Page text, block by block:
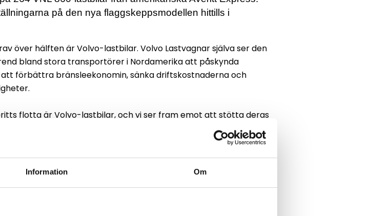
Information Om
på den nya flaggskeppsmodellen hittills i
över hälften är Volvo-lastbilar. Volvo Lastvagnar själva ser den
bland stora transportörer i Nordamerika att påskynda
förbättra bränsleekonomin, sänka driftskostnaderna och
flotta är Volvo-lastbilar, och vi ser fram emot att stötta deras
erbjuda en helt ny nivå vad gäller komfort, effektivitet och
Lastvagnar Nordamerika.
tidigare modellen. Totalt räknar Volvo med att man gjort flera
säkerhet, lönsamhet och hållbarhet för åkerierna,
livet på vägen enklare och bättre.